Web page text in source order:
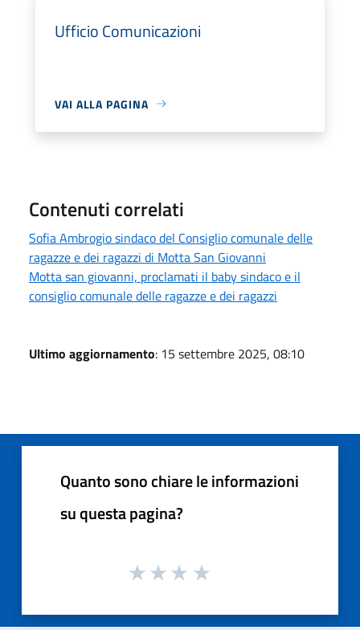
Ufficio Comunicazioni
VAI ALLA PAGINA
Contenuti correlati
Sofia Ambrogio sindaco del Consiglio comunale delle
ragazze e dei ragazzi di Motta San Giovanni
Motta san giovanni, proclamati il baby sindaco e il
consiglio comunale delle ragazze e dei ragazzi
Ultimo aggiornamento: 15 settembre 2025, 08:10
Quanto sono chiare le informazioni
su questa pagina?